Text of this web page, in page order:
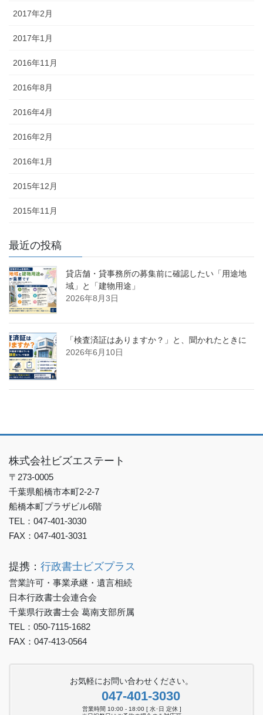
2017年2月
2017年1月
2016年11月
2016年8月
2016年4月
2016年2月
2016年1月
2015年12月
2015年11月
最近の投稿
貸店舗・貸事務所の募集前に確認したい「用途地
域」と「建物用途」
2026年8月3日
「検査済証はありますか？」と、聞かれたときに
2026年6月10日
株式会社ビズエステート
〒273-0005
千葉県船橋市本町2-2-7
船橋本町プラザビル6階
TEL：047-401-3030
FAX：047-401-3031
提携： 行政書士ビズプラス
営業許可・事業承継・遺言相続
日本行政書士会連合会
千葉県行政書士会 葛南支部所属
TEL：050-7115-1682
FAX：047-413-0564
お気軽にお問い合わせください。
047-401-3030
営業時間 10:00 - 18:00 [ 水･日 定休 ]